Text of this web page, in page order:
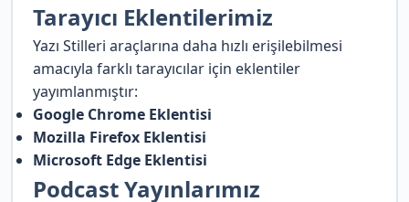
Tarayıcı Eklentilerimiz
Yazı Stilleri araçlarına daha hızlı erişilebilmesi
amacıyla farklı tarayıcılar için eklentiler
yayımlanmıştır:
Google Chrome Eklentisi
Mozilla Firefox Eklentisi
Microsoft Edge Eklentisi
Podcast Yayınlarımız